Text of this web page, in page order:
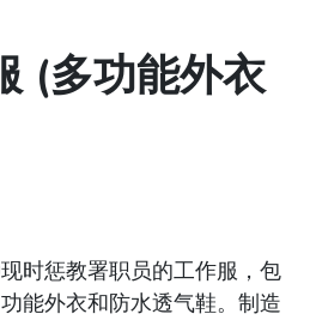
(多功能外衣
时惩教署职员的工作服，包
能外衣和防水透气鞋。制造